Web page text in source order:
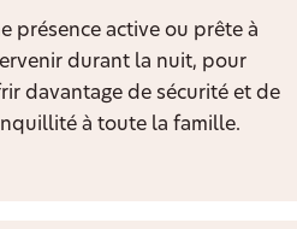
présence active ou prête à
durant la nuit, pour
davantage de sécurité et de
à toute la famille.